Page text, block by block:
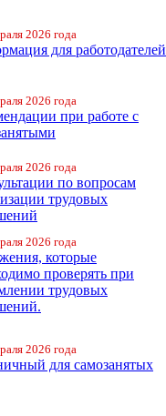
2026 года
для работодателей
2026 года
при работе с
2026 года
по вопросам
трудовых
2026 года
которые
проверять при
трудовых
2026 года
для самозанятых